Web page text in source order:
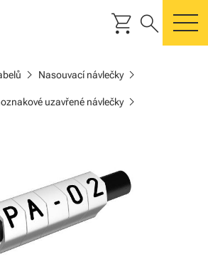
shopping_cart search
chevron_right Nasouvací návlečkychevron_right
uzavřené návlečkychevron_right